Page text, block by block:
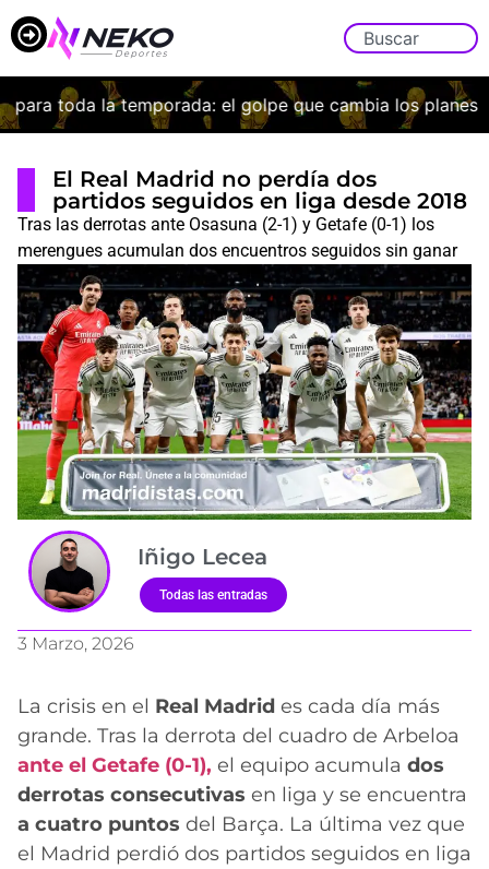
toda la temporada: el golpe que cambia los planes de
El Real Madrid no perdía dos
partidos seguidos en liga desde 2018
Tras las derrotas ante Osasuna (2-1) y Getafe (0-1) los
merengues acumulan dos encuentros seguidos sin ganar
Iñigo Lecea
Todas las entradas
3 Marzo, 2026
La crisis en el Real Madrid es cada día más
grande. Tras la derrota del cuadro de Arbeloa
ante el Getafe (0-1), el equipo acumula dos
derrotas consecutivas en liga y se encuentra
a cuatro puntos del Barça. La última vez que
el Madrid perdió dos partidos seguidos en liga